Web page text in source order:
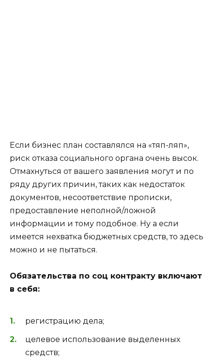
Если бизнес план составлялся на «тяп-ляп»,
риск отказа социального органа очень высок.
Отмахнуться от вашего заявления могут и по
ряду других причин, таких как недостаток
документов, несоответствие прописки,
предоставление неполной/ложной
информации и тому подобное. Ну а если
имеется нехватка бюджетных средств, то здесь
можно и не пытаться.
Обязательства по соц контракту включают
в себя:
регистрацию дела;
целевое использование выделенных
средств;